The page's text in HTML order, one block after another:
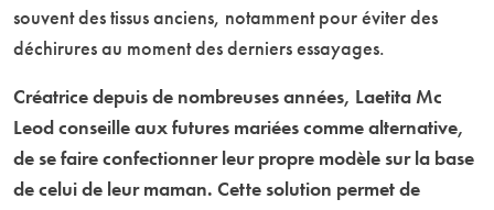
souvent des tissus anciens, notamment pour éviter des
déchirures au moment des derniers essayages.
Créatrice depuis de nombreuses années, Laetita Mc
Leod conseille aux futures mariées comme alternative,
de se faire confectionner leur propre modèle sur la base
de celui de leur maman. Cette solution permet de